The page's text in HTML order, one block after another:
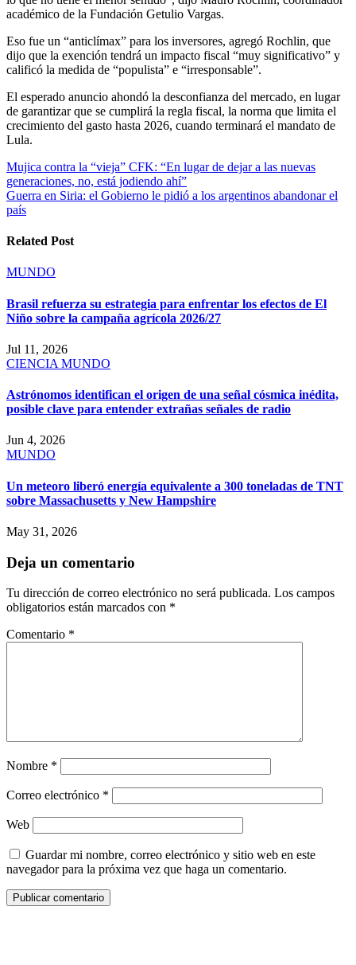
académico de la Fundación Getulio Vargas.
Eso fue un “anticlímax” para los inversores, agregó Rochlin, que
dijo que la exención tendrá un impacto fiscal “muy significativo” y
calificó la medida de “populista” e “irresponsable”.
El esperado anuncio ahondó la desconfianza del mercado, en lugar
de garantizar que se cumplirá la regla fiscal, la norma que limita el
crecimiento del gasto hasta 2026, cuando terminará el mandato de
Lula.
Navegación
de
entradas
Mujica contra la “vieja” CFK: “En lugar de dejar a las nuevas
generaciones, no, está jodiendo ahí”
Guerra en Siria: el Gobierno le pidió a los argentinos abandonar el
país
Related Post
MUNDO
Brasil refuerza su estrategia para enfrentar los efectos de El
Niño sobre la campaña agrícola 2026/27
Jul 11, 2026
CIENCIA MUNDO
Astrónomos identifican el origen de una señal cósmica inédita,
posible clave para entender extrañas señales de radio
Jun 4, 2026
MUNDO
Un meteoro liberó energía equivalente a 300 toneladas de TNT
sobre Massachusetts y New Hampshire
May 31, 2026
Deja un comentario
Tu dirección de correo electrónico no será publicada. Los campos
obligatorios están marcados con *
Comentario *
Nombre *
Correo electrónico *
Web
Guardar mi nombre, correo electrónico y sitio web en este
navegador para la próxima vez que haga un comentario.